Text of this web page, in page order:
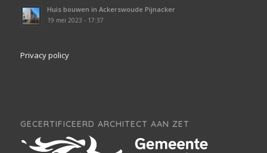
Huis bouwen in Ackerswoude Pijnacker
19 mei 2023 - 17:37
Privacy policy
GECERTIFICEERD ARCHITECT AAN ZET